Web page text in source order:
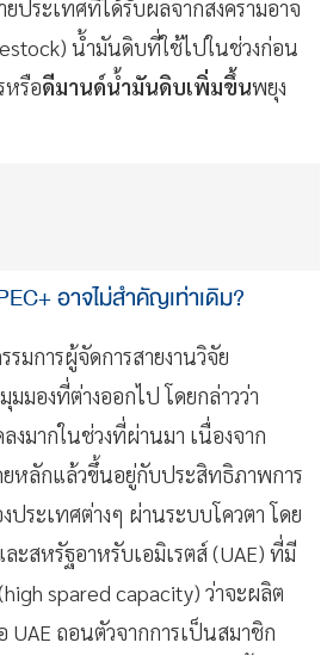
ประเทศที่ได้รับผลจากสงครามอาจ
น้ำมันดิบที่ใช้ไปในช่วงก่อน
หรือดีมานด์น้ำมันดิบเพิ่มขึ้นพยุง
อาจไม่สำคัญเท่าเดิม?
รมการผู้จัดการสายงานวิจัย
มมองที่ต่างออกไป โดยกล่าวว่า
งมากในช่วงที่ผ่านมา เนื่องจาก
ยหลักแล้วขึ้นอยู่กับประสิทธิภาพการ
ประเทศต่างๆ ผ่านระบบโควตา โดย
ะสหรัฐอาหรับเอมิเรตส์ (UAE) ที่มี
spared capacity) ว่าจะผลิต
UAE ถอนตัวจากการเป็นสมาชิก